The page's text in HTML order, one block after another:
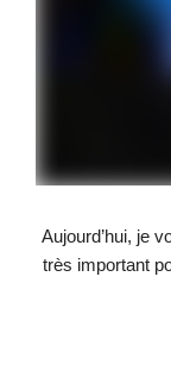
Aujourd’hui, je
très important